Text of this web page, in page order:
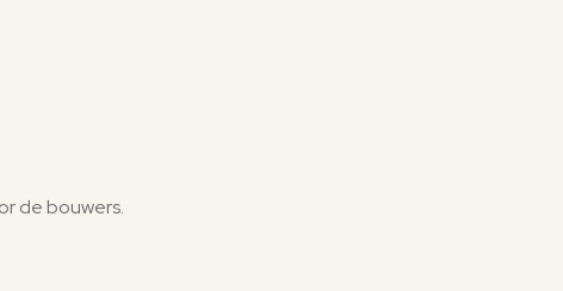
de bouwers.